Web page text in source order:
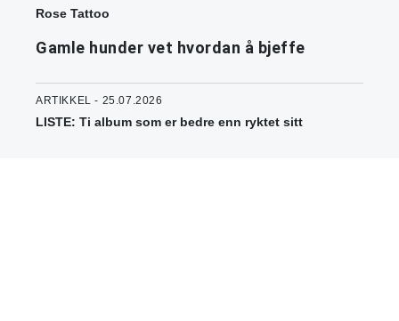
Rose Tattoo
Gamle hunder vet hvordan å bjeffe
ARTIKKEL - 25.07.2026
LISTE: Ti album som er bedre enn ryktet sitt